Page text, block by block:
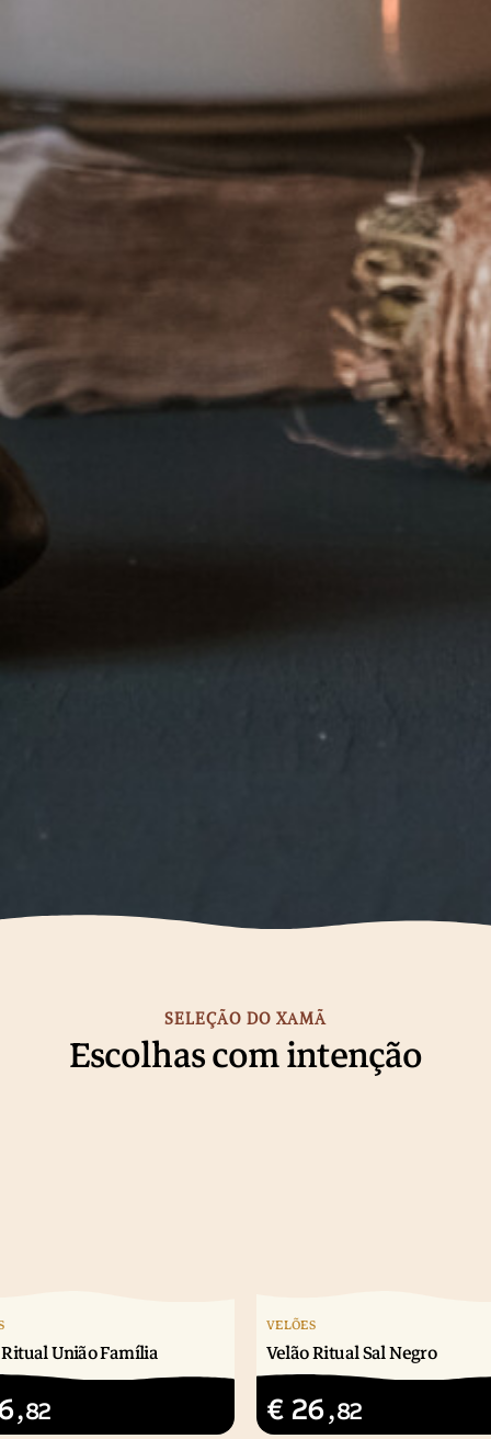
SELEÇÃO DO XAMÃ
Escolhas com intenção
União Família
,82
VELÕES
Velão Ritual Sal Negro
€26,82